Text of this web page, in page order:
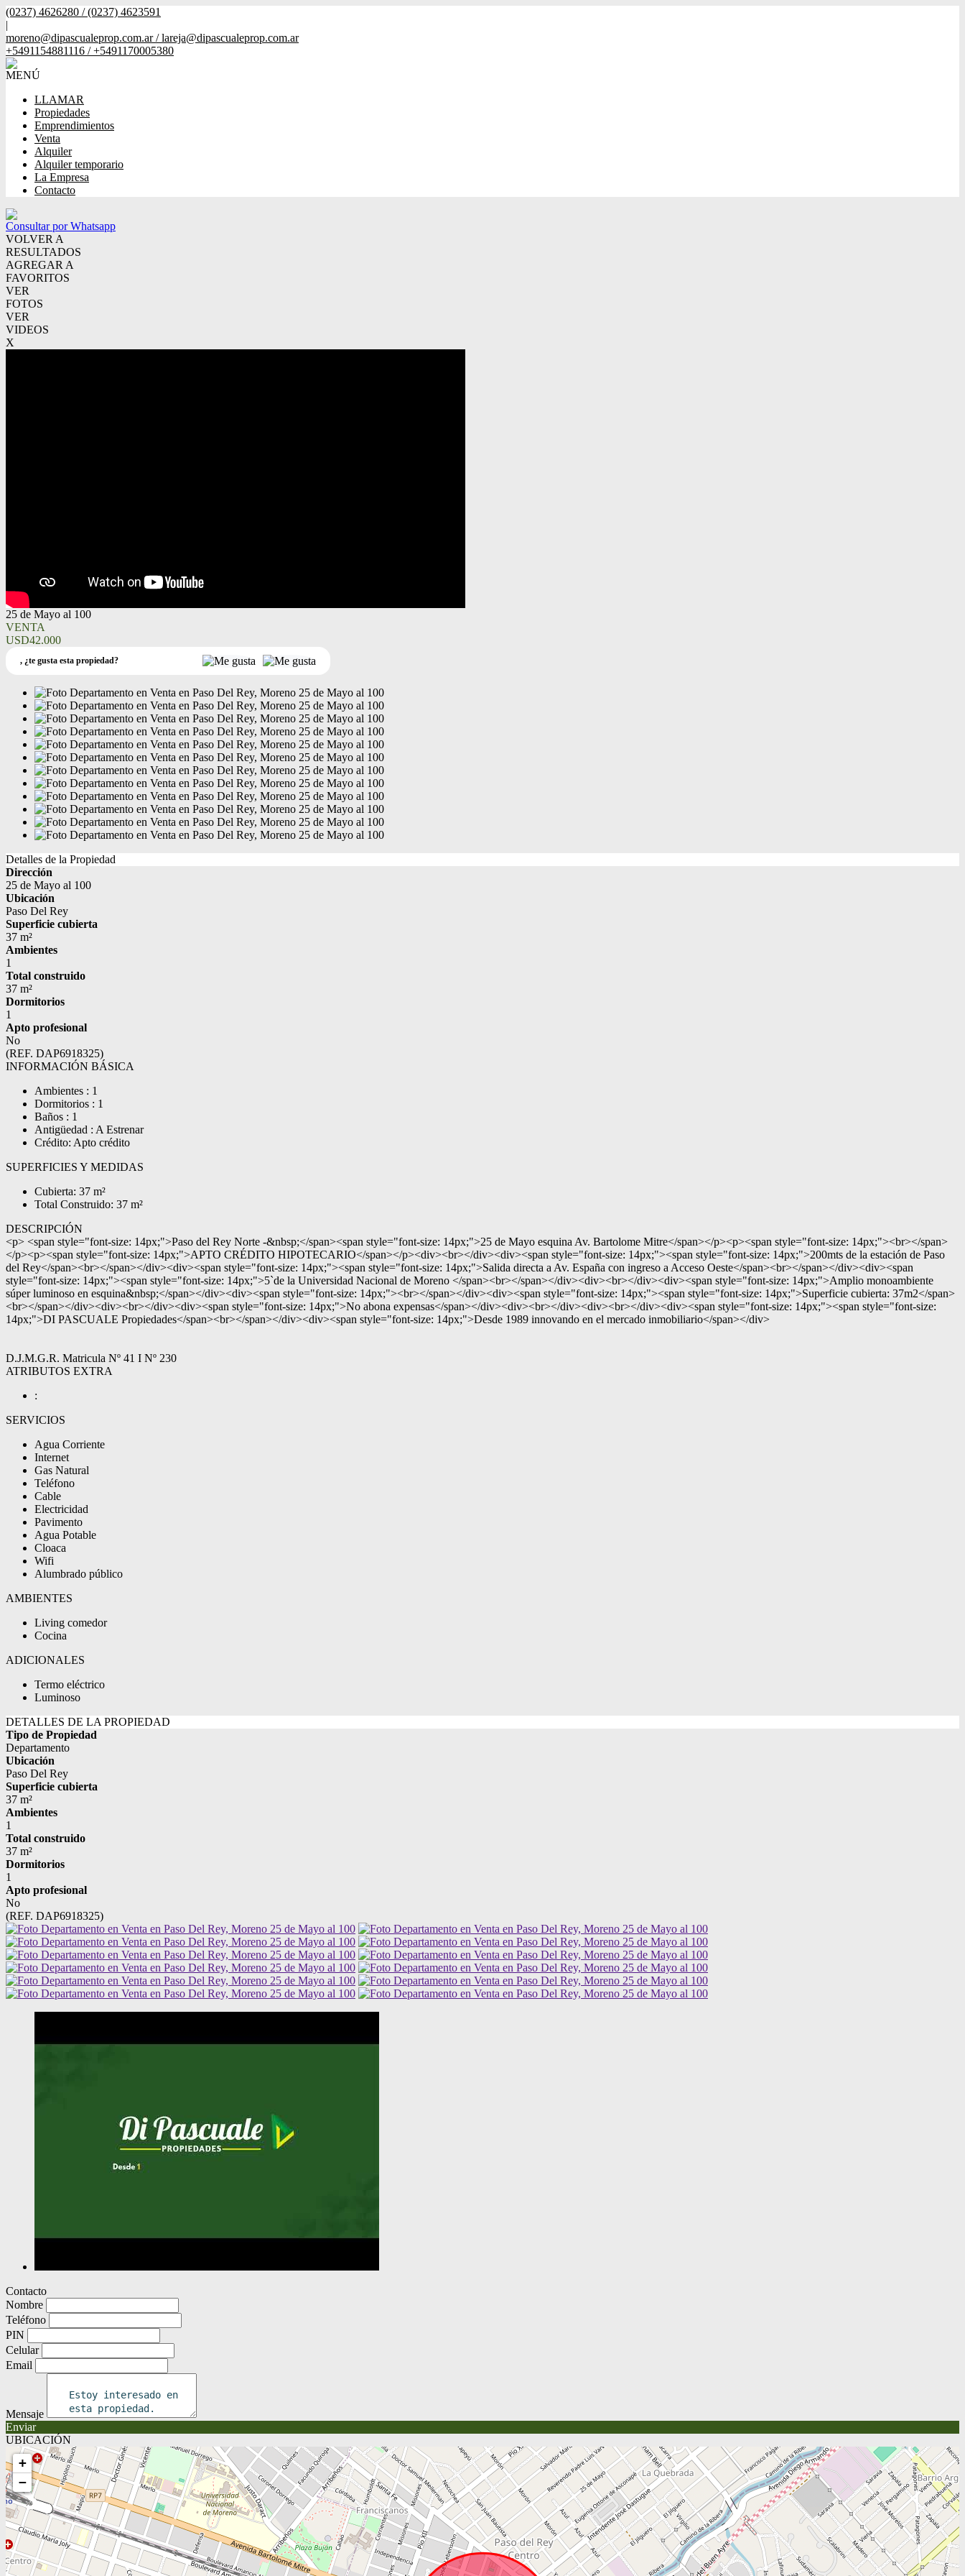
(0237) 4626280 / (0237) 4623591
|
moreno@dipascualeprop.com.ar / lareja@dipascualeprop.com.ar
+5491154881116 / +5491170005380
MENÚ
LLAMAR
Propiedades
Emprendimientos
Venta
Alquiler
Alquiler temporario
La Empresa
Contacto
Consultar por Whatsapp
VOLVER A
RESULTADOS
AGREGAR A
FAVORITOS
VER
FOTOS
VER
VIDEOS
X
25 de Mayo al 100
VENTA
USD42.000
, ¿te gusta esta propiedad?
Detalles de la Propiedad
Dirección
25 de Mayo al 100
Ubicación
Paso Del Rey
Superficie cubierta
37 m²
Ambientes
1
Total construido
37 m²
Dormitorios
1
Apto profesional
No
(REF. DAP6918325)
INFORMACIÓN BÁSICA
Ambientes : 1
Dormitorios : 1
Baños : 1
Antigüedad : A Estrenar
Crédito: Apto crédito
SUPERFICIES Y MEDIDAS
Cubierta: 37 m²
Total Construido: 37 m²
DESCRIPCIÓN
<p> <span style="font-size: 14px;">Paso del Rey Norte -&nbsp;</span><span style="font-size: 14px;">25 de Mayo esquina Av. Bartolome Mitre</span></p><p><span style="font-size: 14px;"><br></span>
</p><p><span style="font-size: 14px;">APTO CRÉDITO HIPOTECARIO</span></p><div><br></div><div><span style="font-size: 14px;"><span style="font-size: 14px;">200mts de la estación de Paso
del Rey</span><br></span></div><div><span style="font-size: 14px;"><span style="font-size: 14px;">Salida directa a Av. España con ingreso a Acceso Oeste</span><br></span></div><div><span
style="font-size: 14px;"><span style="font-size: 14px;">5`de la Universidad Nacional de Moreno </span><br></span></div><div><br></div><div><span style="font-size: 14px;">Amplio monoambiente
súper luminoso en esquina&nbsp;</span></div><div><span style="font-size: 14px;"><br></span></div><div><span style="font-size: 14px;"><span style="font-size: 14px;">Superficie cubierta: 37m2</span>
<br></span></div><div><br></div><div><span style="font-size: 14px;">No abona expensas</span></div><div><br></div><div><br></div><div><span style="font-size: 14px;"><span style="font-size:
14px;">DI PASCUALE Propiedades</span><br></span></div><div><span style="font-size: 14px;">Desde 1989 innovando en el mercado inmobiliario</span></div>
D.J.M.G.R. Matricula Nº 41 I Nº 230
ATRIBUTOS EXTRA
:
SERVICIOS
Agua Corriente
Internet
Gas Natural
Teléfono
Cable
Electricidad
Pavimento
Agua Potable
Cloaca
Wifi
Alumbrado público
AMBIENTES
Living comedor
Cocina
ADICIONALES
Termo eléctrico
Luminoso
DETALLES DE LA PROPIEDAD
Tipo de Propiedad
Departamento
Ubicación
Paso Del Rey
Superficie cubierta
37 m²
Ambientes
1
Total construido
37 m²
Dormitorios
1
Apto profesional
No
(REF. DAP6918325)
Contacto
Nombre
Teléfono
PIN
Celular
Email
Mensaje
Enviar
UBICACIÓN
+
−